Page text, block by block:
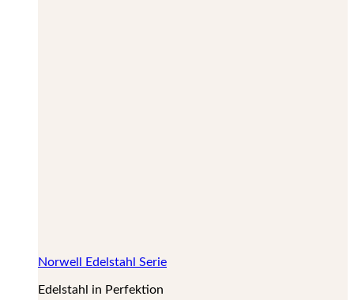
Norwell Edelstahl Serie
Edelstahl in Perfektion